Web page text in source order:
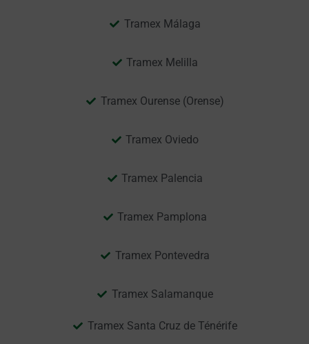
Tramex Málaga
Tramex Melilla
Tramex Ourense (Orense)
Tramex Oviedo
Tramex Palencia
Tramex Pamplona
Tramex Pontevedra
Tramex Salamanque
Tramex Santa Cruz de Ténérife